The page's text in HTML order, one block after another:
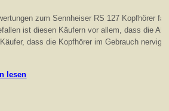
zum Sennheiser RS 127 Kopfhörer
ist diesen Käufern vor allem, dass die
dass die Kopfhörer im Gebrauch
lesen